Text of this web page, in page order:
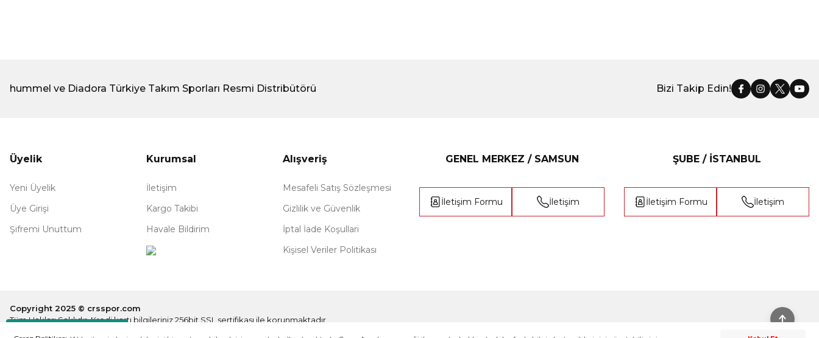
Destek Hattı
hummel ve Diadora Türkiye Takım Sporları Resmi Distribütörü Bizi Takip Edin!
Üyelik
Yeni Üyelik
Üye Girişi
Şifremi Unuttum
Kurumsal
İletişim
Kargo Takibi
Havale Bildirim
Alışveriş
Mesafeli Satış Sözleşmesi
Gizlilik ve Güvenlik
İptal İade Koşullari
Kişisel Veriler Politikası
GENEL MERKEZ / SAMSUN
İletişim Formu İletişim
ŞUBE / İSTANBUL
İletişim Formu İletişim
Copyright 2025 © crsspor.com
Tüm Hakları Saklıdır. Kredi kartı bilgileriniz 256bit SSL sertifikası ile korunmaktadır.